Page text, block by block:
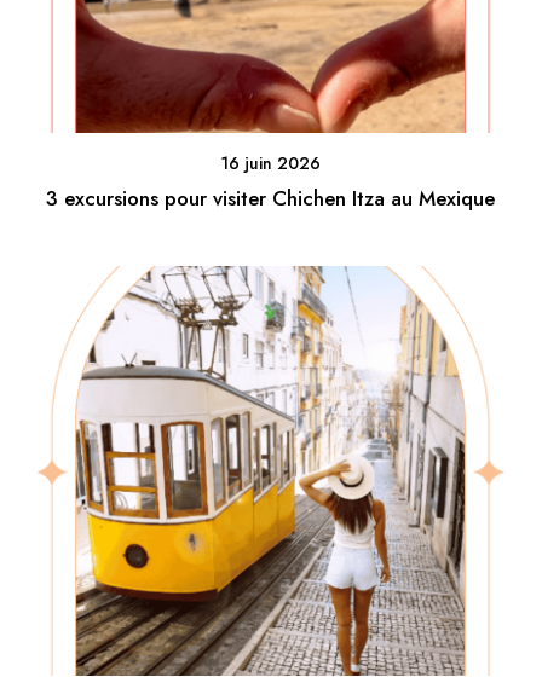
16 juin 2026
3 excursions pour visiter Chichen Itza au Mexique